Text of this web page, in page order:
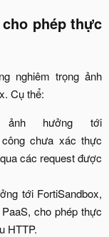
phép thực
nghiêm trọng ảnh
Cụ thể:​
ảnh hưởng tới
chưa xác thực
các request được
tới FortiSandbox,
cho phép thực
HTTP.​